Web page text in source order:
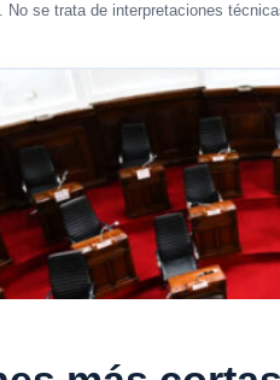
No se trata de interpretaciones